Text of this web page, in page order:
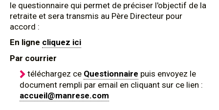
le questionnaire qui permet de préciser l'objectif de la
retraite et sera transmis au Père Directeur pour
accord :
En ligne cliquez ici
Par courrier
téléchargez ce Questionnaire puis envoyez le
document rempli par email en cliquant sur ce lien :
accueil@manrese.com